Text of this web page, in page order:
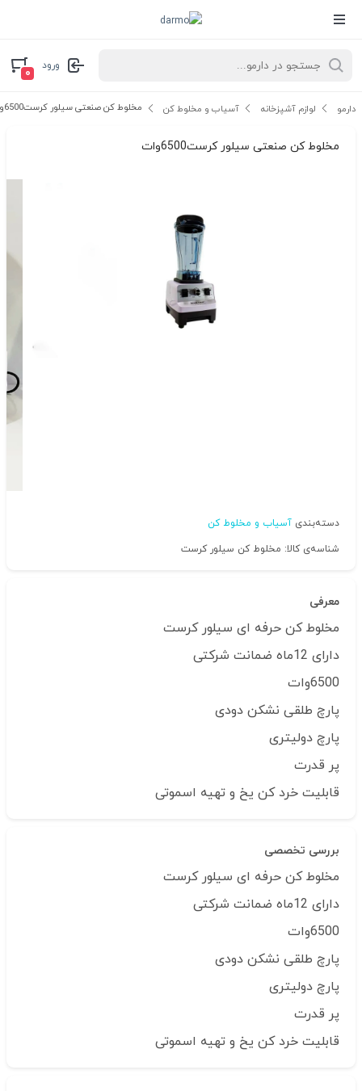
ورود
۰
دارمو لوازم آشپزخانه آسیاب و مخلوط کن مخلوط کن صنعتی سیلور کرست6500وات
مخلوط کن صنعتی سیلور کرست6500وات
دسته‌بندی آسیاب و مخلوط کن
شناسه‌ی کالا: مخلوط کن سیلور کرست
معرفی
مخلوط کن حرفه ای سیلور کرست
دارای 12ماه ضمانت شرکتی
6500وات
پارچ طلقی نشکن دودی
پارچ دولیتری
پر قدرت
قابلیت خرد کن یخ و تهیه اسموتی
بررسی تخصصی
مخلوط کن حرفه ای سیلور کرست
دارای 12ماه ضمانت شرکتی
6500وات
پارچ طلقی نشکن دودی
پارچ دولیتری
پر قدرت
قابلیت خرد کن یخ و تهیه اسموتی